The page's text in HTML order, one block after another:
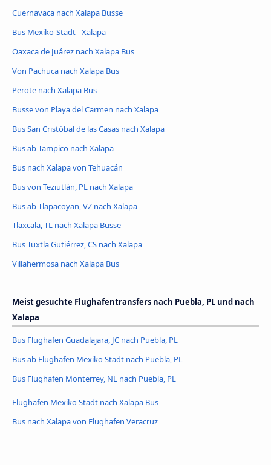
Cuernavaca nach Xalapa Busse
Bus Mexiko-Stadt - Xalapa
Oaxaca de Juárez nach Xalapa Bus
Von Pachuca nach Xalapa Bus
Perote nach Xalapa Bus
Busse von Playa del Carmen nach Xalapa
Bus San Cristóbal de las Casas nach Xalapa
Bus ab Tampico nach Xalapa
Bus nach Xalapa von Tehuacán
Bus von Teziutlán, PL nach Xalapa
Bus ab Tlapacoyan, VZ nach Xalapa
Tlaxcala, TL nach Xalapa Busse
Bus Tuxtla Gutiérrez, CS nach Xalapa
Villahermosa nach Xalapa Bus
Meist gesuchte Flughafentransfers nach Puebla, PL und nach
Xalapa
Bus Flughafen Guadalajara, JC nach Puebla, PL
Bus ab Flughafen Mexiko Stadt nach Puebla, PL
Bus Flughafen Monterrey, NL nach Puebla, PL
Flughafen Mexiko Stadt nach Xalapa Bus
Bus nach Xalapa von Flughafen Veracruz